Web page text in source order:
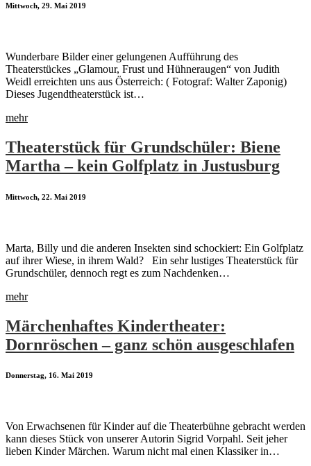
Mittwoch, 29. Mai 2019
Wunderbare Bilder einer gelungenen Aufführung des
Theaterstückes „Glamour, Frust und Hühneraugen“ von Judith
Weidl erreichten uns aus Österreich: ( Fotograf: Walter Zaponig)
Dieses Jugendtheaterstück ist…
mehr
Theaterstück für Grundschüler: Biene
Martha – kein Golfplatz in Justusburg
Mittwoch, 22. Mai 2019
Marta, Billy und die anderen Insekten sind schockiert: Ein Golfplatz
auf ihrer Wiese, in ihrem Wald? Ein sehr lustiges Theaterstück für
Grundschüler, dennoch regt es zum Nachdenken…
mehr
Märchenhaftes Kindertheater:
Dornröschen – ganz schön ausgeschlafen
Donnerstag, 16. Mai 2019
Von Erwachsenen für Kinder auf die Theaterbühne gebracht werden
kann dieses Stück von unserer Autorin Sigrid Vorpahl. Seit jeher
lieben Kinder Märchen. Warum nicht mal einen Klassiker in…